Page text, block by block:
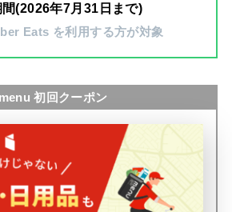
(2026年7月31日まで)
Eats を利用する方が対象
menu 初回クーポン